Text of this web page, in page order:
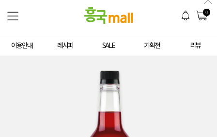
0
이용안내 레시피 SALE 기획전 리뷰